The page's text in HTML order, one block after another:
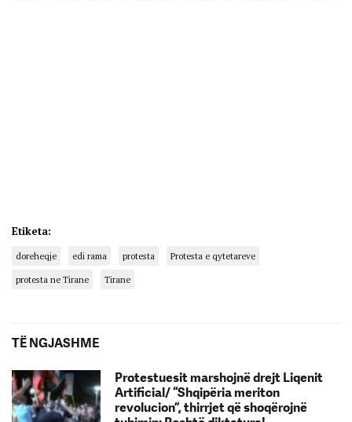
Etiketa:
doreheqje edi rama protesta
Protesta e qytetareve
protesta ne Tirane
Tirane
TË NGJASHME
Protestuesit marshojnë drejt Liqenit
Artificial/ “Shqipëria meriton
revolucion”, thirrjet që shoqërojnë